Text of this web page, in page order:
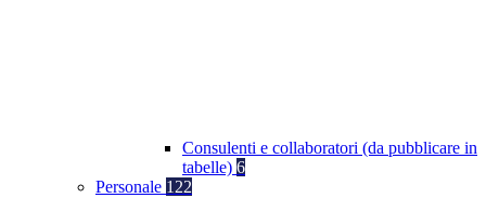
Consulenti e collaboratori (da pubblicare in
tabelle) 6
Personale 122